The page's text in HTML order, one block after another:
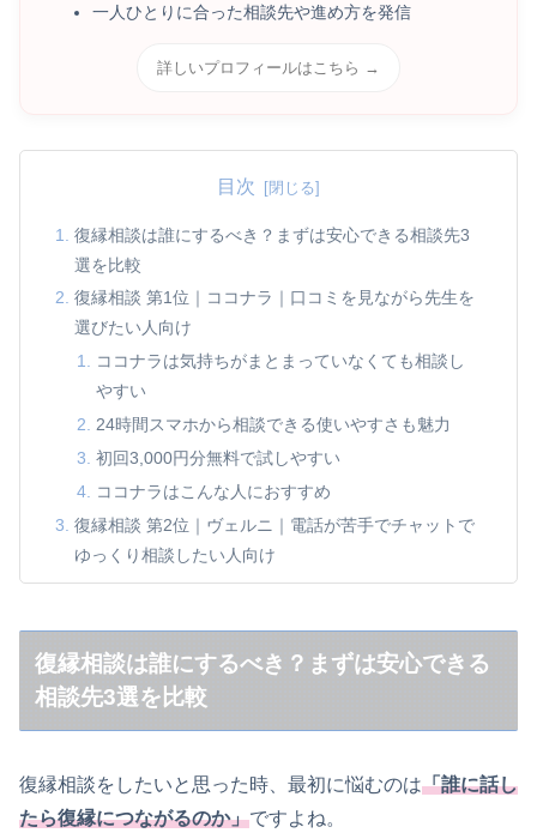
一人ひとりに合った相談先や進め方を発信
詳しいプロフィールはこちら →
目次
復縁相談は誰にするべき？まずは安心できる相談先3
選を比較
復縁相談 第1位｜ココナラ｜口コミを見ながら先生を
選びたい人向け
ココナラは気持ちがまとまっていなくても相談し
やすい
24時間スマホから相談できる使いやすさも魅力
初回3,000円分無料で試しやすい
ココナラはこんな人におすすめ
復縁相談 第2位｜ヴェルニ｜電話が苦手でチャットで
ゆっくり相談したい人向け
ヴェルニは「彼の気持ち」や「これからの流れ」
チャット占いなら内容を見返せるのも安心
ヴェルニのチャット占いはこんなところが使いや
ヴェルニはこんな人におすすめ
復縁相談 第3位｜恋愛相談METHOD｜占いだけでな
復縁相談は誰にするべき？まずは安心できる
相談先3選を比較
復縁相談をしたいと思った時、最初に悩むのは「誰に話し
たら復縁につながるのか」ですよね。